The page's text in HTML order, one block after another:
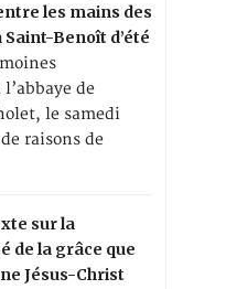
les mains des
Benoît d’été
de
le samedi
raisons de
sur la
de la grâce que
Jésus-Christ